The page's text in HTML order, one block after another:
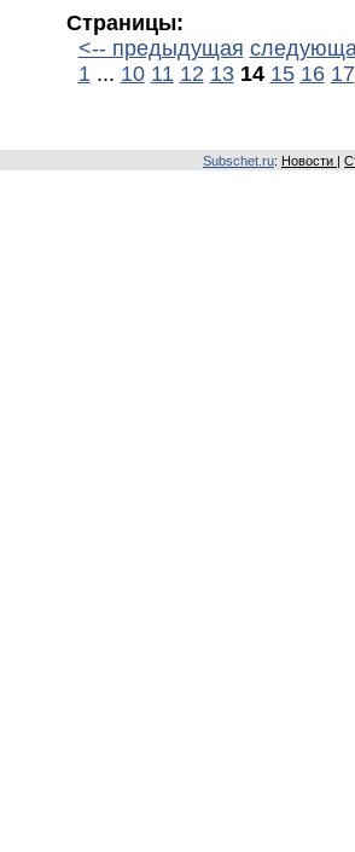
Страницы:
<-- предыдущая
1... 10 11 12 13 14 15 16 17
Subschet.ru: Новости